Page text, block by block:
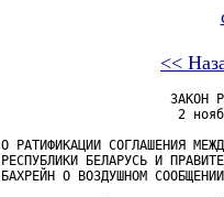
<<
ЗАКОН РЕСПУБЛИКИ БЕЛАРУСЬ
                       2 ноября 2005 г. № 51-З

О РАТИФИКАЦИИ СОГЛАШЕНИЯ МЕЖДУ ПРАВИТЕЛЬСТВОМ
РЕСПУБЛИКИ БЕЛАРУСЬ И ПРАВИТЕЛЬСТВОМ КОРОЛЕВСТВА
БАХРЕЙН О ВОЗДУШНОМ СООБЩЕНИИ

Принят Палатой представителей 3 октября 2005 года
Одобрен Советом Республики 18 октября 2005 года

     Ратифицировать   Соглашение  между  Правительством   Республики
Беларусь и Правительством Королевства Бахрейн о воздушном сообщении,
подписанное в г. Минске 27 сентября 2004 года.
     
Президент Республики Беларусь                            А.Лукашенко

                             СОГЛАШЕНИЕ
             между Правительством Республики Беларусь и 
      Правительством Королевства Бахрейн о воздушном сообщении
                                  
     Правительство  Республики Беларусь и Правительство  Королевства
Бахрейн, далее - Договаривающиеся Стороны,
     государства   которых,   являясь   участниками   Конвенции    о
международной  гражданской  авиации,  открытой  для   подписания   в
г. Чикаго 7 декабря 1944 года,
     намереваясь   заключить   Соглашение,   дополняющее   указанную
Конвенцию,   в   целях  осуществления  воздушных   перевозок   между
соответствующими территориями своих государств и за их пределами,
     согласились о нижеследующем:
                                  
                              Статья 1
                             ОПРЕДЕЛЕНИЯ
                                  
     Для    целей   настоящего   Соглашения,   если   контекст    не
подразумевает иное:
     1.1.  термин  «Конвенция»  означает Конвенцию  о  международной
гражданской авиации, открытую для подписания в г. Чикаго  7  декабря
1944  года,  и  включает в себя все приложения,  принятые  в  рамках
Статьи (90) указанной Конвенции, и любые изменения, внесенные в  эти
приложения или саму Конвенцию в рамках Статей (90) и (94а) указанной
Конвенции,  в  той  степени, в какой данные приложения  и  изменения
применимы к обеим Договаривающимся Сторонам;
     1.2.   термин   «авиационные  власти»  в  случае  Правительства
Республики Беларусь означает Государственный комитет по авиации, а в
случае Правительства Королевства Бахрейн - Министерство транспорта в
лице  Управления  по делам гражданской авиации или в  обоих  случаях
означает любое лицо или орган, уполномоченные исполнять функции,  на
данный  момент  осуществляемые указанными властями, или  аналогичные
функции;
     1.3.   термин   «назначенная   авиакомпания»   означает   любую
авиакомпанию,   которая   назначена   и   получила   соответствующее
разрешение согласно Статье 4 настоящего Соглашения;
     1.4.  термин  «согласованные перевозки»  означает  внесенные  в
расписание  рейсов  международные воздушные  перевозки  по  маршруту
(маршрутам),  указанному  в  Приложении  к  настоящему   Соглашению,
пассажиров,  багажа,  груза и почты в соответствии  с  согласованной
заявленной емкостью;
     1.5.  термин «указанный маршрут» означает маршрут, указанный  в
Приложении к настоящему Соглашению;
     1.6.  термин «емкость» в применении к воздушному судну означает
коммерческую загрузку, которую способно нести данное воздушное судно
на  маршруте  или  участке маршрута; а в отношении к  «согласованным
перевозкам»   этот   термин  означает  емкость   воздушного   судна,
используемого для выполнения таких перевозок, умноженную на  частоту
полетов  этого воздушного судна в данный период времени на  маршруте
или участке маршрута;
     1.7.  термин «настоящее Соглашение» включает Приложение к  нему
и любые изменения, внесенные в Приложение или настоящее Соглашение;
     1.8.  термин «территория» употребляется в том значении, которое
определено  для  него в Статье (2) Конвенции, а  термины  «воздушные
перевозки»,  «международные воздушные перевозки»,  «авиакомпания»  и
«остановка  с  некоммерческими целями» имеют  те  значения,  которые
определены для них в Статье (96) Конвенции;
     1.9.   термин  «тариф»  означает  цены,  которые  должны   быть
уплачены  за перевозку пассажиров, багажа и груза, а также  условия,
на    которых   применяются   такие   цены,   включая   комиссионное
вознаграждение  и  любое  другое  дополнительное  вознаграждение  за
посредничество  или  продажу транспортных  документов,  но  исключая
вознаграждение и условия по перевозке почты;
     1.10.  термин  «Приложение» означает  Приложение  к  настоящему
Соглашению  со  всеми  внесенными  в  него  изменениями.  Приложение
является неотъемлемой частью настоящего Соглашения, и все ссылки  на
настоящее Соглашение должны включать ссылку на Приложение,  если  не
указано иное;
     1.11.  термин «объем перевозок» означает количество перевозимых
пассажиров, багажа, груза и почты.
                                  
                              Статья 2
                  ПРИМЕНИМОСТЬ ЧИКАГСКОЙ КОНВЕНЦИИ
                                  
     Положения  настоящего Соглашения должны подчиняться  положениям
Чикагской  Конвенции в отношении международных воздушных  сообщений,
участниками которой являются Договаривающиеся Стороны.
                                  
                              Статья 3
                         ПРЕДОСТАВЛЕНИЕ ПРАВ
                                  
     1.    Каждая    Договаривающаяся   Сторона   наделяет    другую
Договаривающуюся    Сторону   следующими   правами    в    отношении
международных воздушных сообщений:
     1.1. пролетать через территорию ее государства;
     1.2.  совершать  остановки  на  территории  ее  государства   с
некоммерческими целями;
     1.3.  совершать  остановки  на  территории  ее  государства   в
пунктах,  указанных для данного маршрута в Приложении  к  настоящему
Соглашению,  для  принятия на борт и выгрузки, в  сочетании  или  по
отдельности,  перевозимого количества пассажиров,  багажа,  груза  и
почты.
     2.  Никакое  положение,  содержащееся в  пункте  (1)  настоящей
Статьи,  не  должно  трактоваться как наделяющее авиакомпании  одной
Договаривающейся  Стороны правом принимать  на  борт  на  территории
государства